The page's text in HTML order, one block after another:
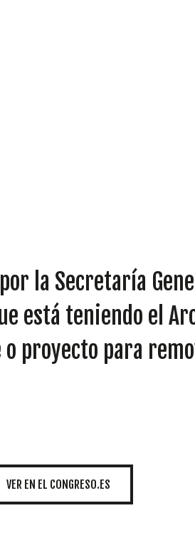
INICIATIVAS
la Secretaría
está teniendo el
proyecto para
VER EN EL CONGRESO.ES